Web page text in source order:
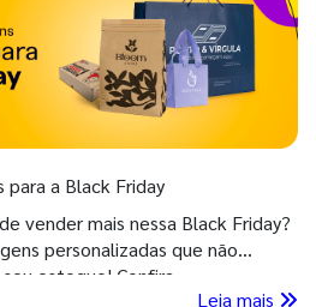
a Black Friday
vender mais nessa Black Friday?
personalizadas que não
estoque! Confira
Leia mais